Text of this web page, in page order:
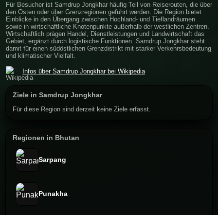
Für Besucher ist Samdrup Jongkhar häufig Teil von Reiserouten, die über
den Osten oder über Grenzregionen geführt werden. Die Region bietet
Einblicke in den Übergang zwischen Hochland- und Tieflandräumen
sowie in wirtschaftliche Knotenpunkte außerhalb der westlichen Zentren.
Wirtschaftlich prägen Handel, Dienstleistungen und Landwirtschaft das
Gebiet, ergänzt durch logistische Funktionen. Samdrup Jongkhar steht
damit für einen südöstlichen Grenzdistrikt mit starker Verkehrsbedeutung
und klimatischer Vielfalt.
Infos über Samdrup Jongkhar bei Wikipedia
Ziele in Samdrup Jongkhar
Für diese Region sind derzeit keine Ziele erfasst.
Regionen in Bhutan
Sarpang
Punakha